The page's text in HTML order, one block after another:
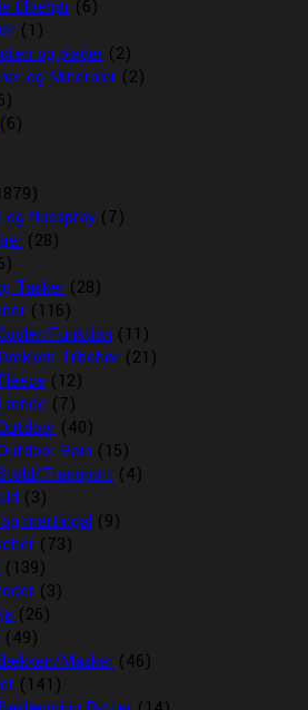
tilbehør (6)
(1)
og plader (2)
og Mineraler (2)
(6)
og fluespray (7)
(28)
Tasker (28)
(116)
Funktion (11)
Tilbehør (21)
(12)
(7)
(40)
Rain (15)
Transport (4)
(3)
martingal (9)
(73)
(139)
(3)
(26)
(49)
Masker (46)
(141)